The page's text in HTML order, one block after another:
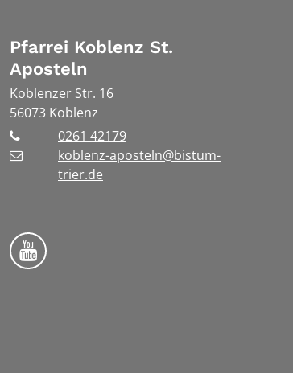
Pfarrei Koblenz St.
Aposteln
Koblenzer Str. 16
56073 Koblenz
0261 42179
koblenz-aposteln@bistum-
trier.de
Bistum Trier auf YouTube